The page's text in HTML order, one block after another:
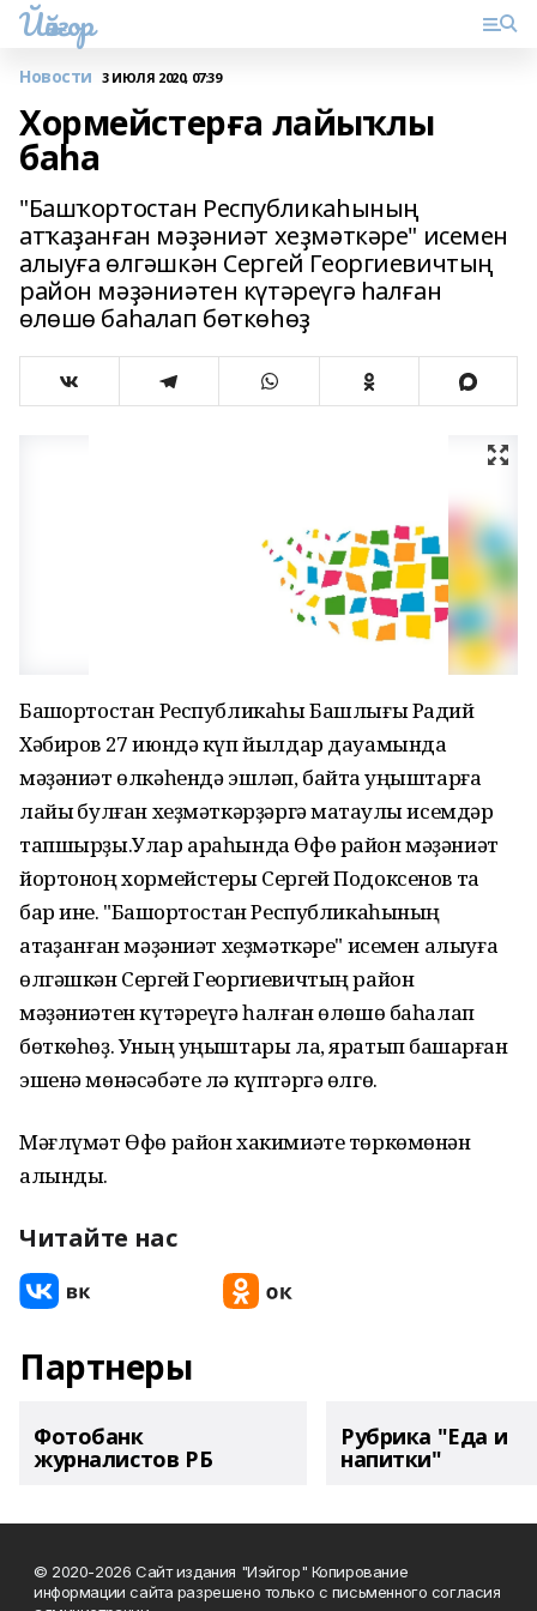
Йәйғор
Новости 3 ИЮЛЯ 2020, 07:39
Хормейстерға лайыҡлы
баһа
"Башҡортостан Республикаһының
атҡаҙанған мәҙәниәт хеҙмәткәре" исемен
алыуға өлгәшкән Сергей Георгиевичтың
район мәҙәниәтен күтәреүгә һалған
өлөшө баһалап бөткөһөҙ
Башҡортостан Республикаһы Башлығы Радий
Хәбиров 27 июндә күп йылдар дауамында
мәҙәниәт өлкәһендә эшләп, байтаҡ уңыштарға
лайыҡ булған хеҙмәткәрҙәргә маҡтаулы исемдәр
тапшырҙы.Улар араһында Өфө район мәҙәниәт
йортоноң хормейстеры Сергей Подоксенов та
бар ине. "Башҡортостан Республикаһының
атҡаҙанған мәҙәниәт хеҙмәткәре" исемен алыуға
өлгәшкән Сергей Георгиевичтың район
мәҙәниәтен күтәреүгә һалған өлөшө баһалап
бөткөһөҙ. Уның уңыштары ла, яратып башҡарған
эшенә мөнәсәбәте лә күптәргә өлгө.
Мәғлүмәт Өфө район хакимиәте төркөмөнән
алынды.
Читайте нас
Партнеры
Фотобанк
журналистов РБ
Рубрика "Еда и
напитки"
© 2020-2026 Сайт издания "Иэйгор" Копирование
информации сайта разрешено только с письменного согласия